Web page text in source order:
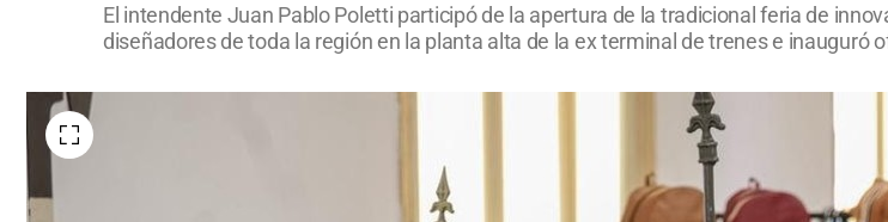
El intendente Juan Pablo Poletti participó de la apertura de la tradicional feria de
diseñadores de toda la región en la planta alta de la ex terminal de trenes e inauguró